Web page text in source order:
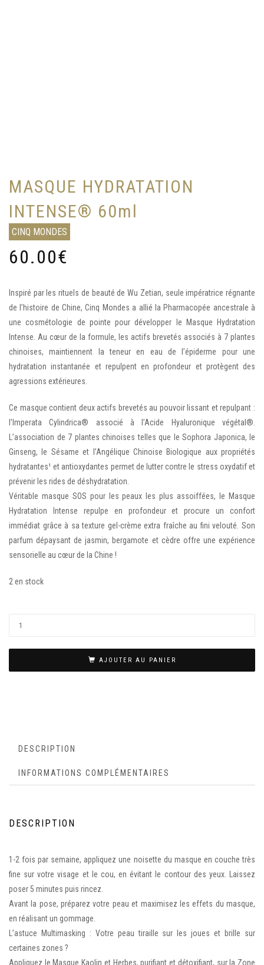
MASQUE HYDRATATION
INTENSE® 60ml
CINQ MONDES
60.00€
Inspiré par les rituels de beauté de Wu Zetian, seule impératrice régnante
de l’histoire de Chine, Cinq Mondes a allié la Pharmacopée ancestrale à
une cosmétologie de pointe pour développer le Masque Hydratation
Intense. Au cœur de la formule, les actifs brevetés associés à 7 plantes
chinoises, maintiennent la teneur en eau de l’épiderme pour une
hydratation instantanée et repulpent en profondeur et protègent des
agressions extérieures.
Ce masque contient deux actifs brevetés au pouvoir lissant et repulpant :
l’Imperata Cylindrica® associé à l’Acide Hyaluronique végétal®.
L’association de 7 plantes chinoises telles que le Sophora Japonica, le
Ginseng, le Sésame et l’Angélique Chinoise Biologique aux propriétés
hydratantes¹ et antioxydantes permet de lutter contre le stress oxydatif et
prévenir les rides de déshydratation.
Véritable masque SOS pour les peaux les plus assoiffées, le Masque
Hydratation Intense repulpe en profondeur et procure un confort
immédiat grâce à sa texture gel-crème extra fraîche au fini velouté. Son
parfum dépaysant de jasmin, bergamote et cèdre offre une expérience
sensorielle au cœur de la Chine !
2 en stock
AJOUTER AU PANIER
DESCRIPTION
INFORMATIONS COMPLÉMENTAIRES
DESCRIPTION
1-2 fois par semaine, appliquez une noisette du masque en couche très
fine sur votre visage et le cou, en évitant le contour des yeux. Laissez
poser 5 minutes puis rincez.
Avant la pose, préparez votre peau et maximisez les effets du masque,
en réalisant un gommage.
L’astuce Multimasking : Votre peau tiraille sur les joues et brille sur
certaines zones ?
Appliquez le Masque Kaolin et Herbes, purifiant et détoxifiant, sur la Zone